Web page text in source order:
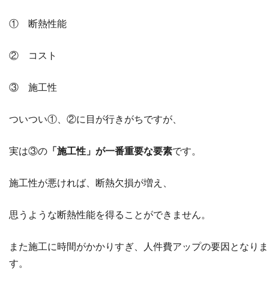
① 断熱性能
② コスト
③ 施工性
ついつい①、②に目が行きがちですが、
実は③の 「施工性」が一番重要な要素です。
施工性が悪ければ、断熱欠損が増え、
思うような断熱性能を得ることができません。
また施工に時間がかかりすぎ、人件費アップの要因となりま
す。